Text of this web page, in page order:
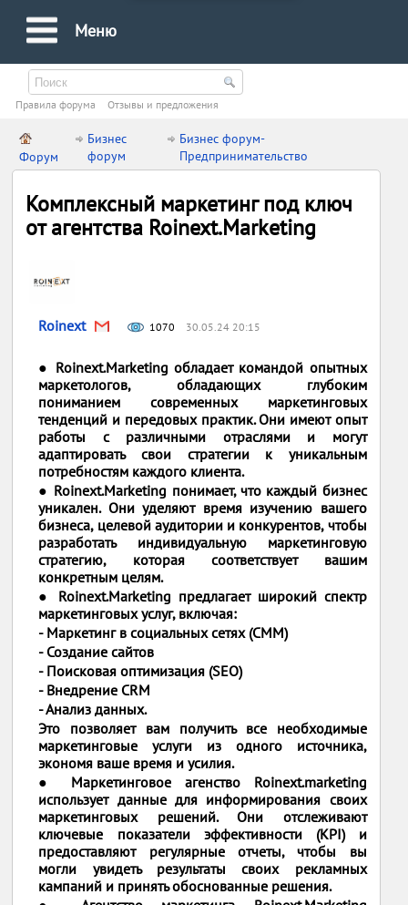
Меню
Правила форума Oтзывы и предложения
Форум
Бизнес
форум
Бизнес форум-
Предпринимательство
Комплексный маркетинг под ключ
от агентства Roinext.Marketing
Roinext 1070 30.05.24 20:15
● Roinext.Marketing обладает командой опытных
маркетологов, обладающих глубоким
пониманием современных маркетинговых
тенденций и передовых практик. Они имеют опыт
работы с различными отраслями и могут
адаптировать свои стратегии к уникальным
потребностям каждого клиента.
● Roinext.Marketing понимает, что каждый бизнес
уникален. Они уделяют время изучению вашего
бизнеса, целевой аудитории и конкурентов, чтобы
разработать индивидуальную маркетинговую
стратегию, которая соответствует вашим
конкретным целям.
● Roinext.Marketing предлагает широкий спектр
маркетинговых услуг, включая:
- Маркетинг в социальных сетях (СММ)
- Создание сайтов
- Поисковая оптимизация (SEO)
- Внедрение CRM
- Анализ данных.
Это позволяет вам получить все необходимые
маркетинговые услуги из одного источника,
экономя ваше время и усилия.
● Маркетинговое агенство Roinext.marketing
использует данные для информирования своих
маркетинговых решений. Они отслеживают
ключевые показатели эффективности (KPI) и
предоставляют регулярные отчеты, чтобы вы
могли увидеть результаты своих рекламных
кампаний и принять обоснованные решения.